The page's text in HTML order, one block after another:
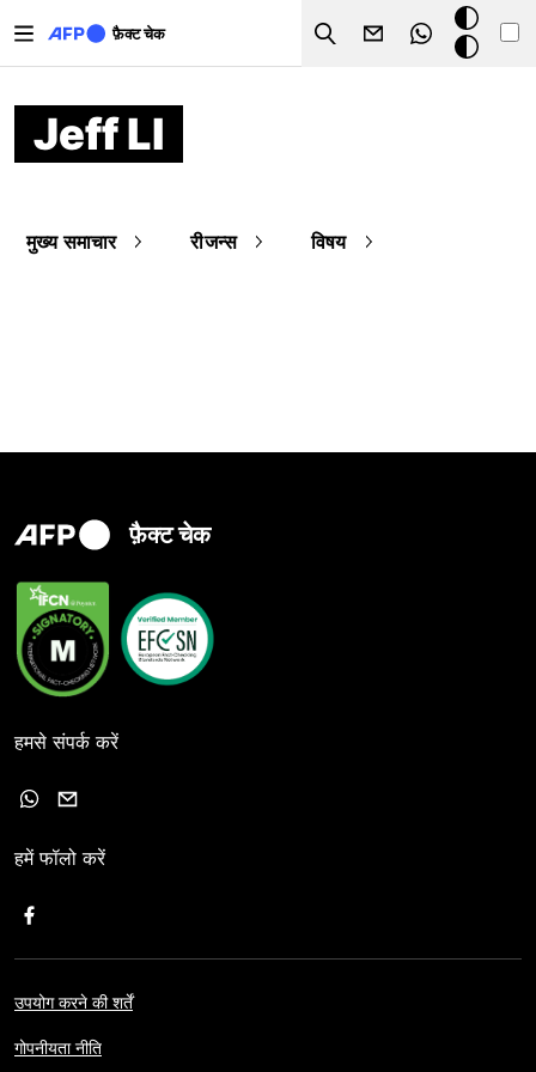
फ़ैक्ट चेक
Search
डार्क
मोड
Jeff LI
मुख्य समाचार रीजन्स विषय
फ़ैक्ट चेक
हमसे संपर्क करें
हमें फॉलो करें
उपयोग करने की शर्तें
गोपनीयता नीति